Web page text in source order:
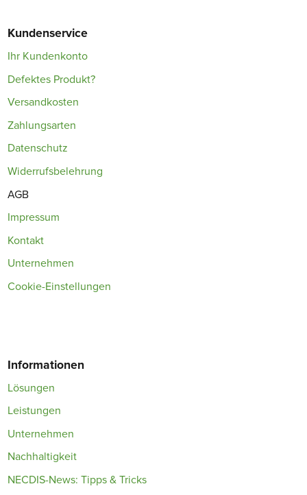
Kundenservice
Ihr Kundenkonto
Defektes Produkt?
Versandkosten
Zahlungsarten
Datenschutz
Widerrufsbelehrung
AGB
Impressum
Kontakt
Unternehmen
Cookie-Einstellungen
Informationen
Lösungen
Leistungen
Unternehmen
Nachhaltigkeit
NECDIS-News: Tipps & Tricks